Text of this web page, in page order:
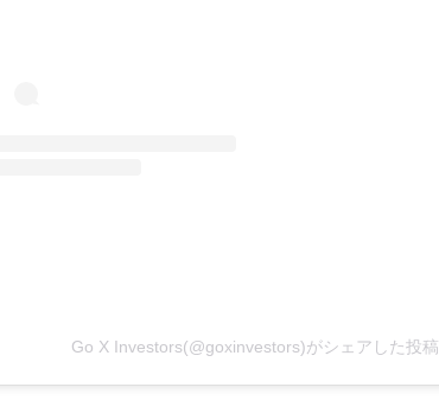
Go X Investors(@goxinvestors)がシェアした投稿